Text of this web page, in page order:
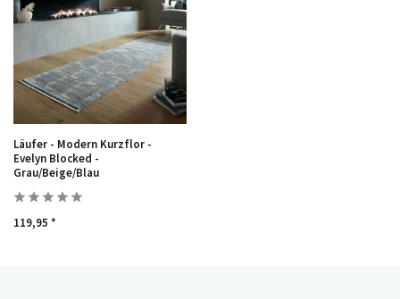
Läufer - Modern Kurzflor -
Evelyn Blocked -
Grau/Beige/Blau
119,95 *